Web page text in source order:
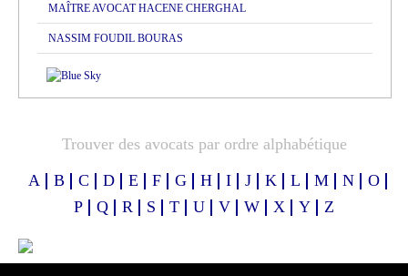
MAÎTRE AVOCAT HACENE CHERGHAL
NASSIM FOUDIL BOURAS
Trouver des avocats par ordre alphabétique
A
B C D E F G H I J K L M N
O
P
Q R S T U V W X Y Z